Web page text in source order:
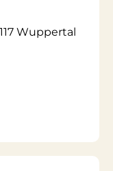
Wuppertal